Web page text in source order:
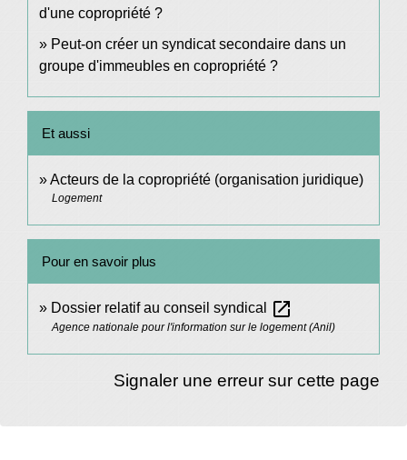
d'une copropriété ?
Peut-on créer un syndicat secondaire dans un
groupe d'immeubles en copropriété ?
Et aussi
Acteurs de la copropriété (organisation juridique)
Logement
Pour en savoir plus
Dossier relatif au conseil syndical open_in_new
Agence nationale pour l'information sur le logement (Anil)
Signaler une erreur sur cette page